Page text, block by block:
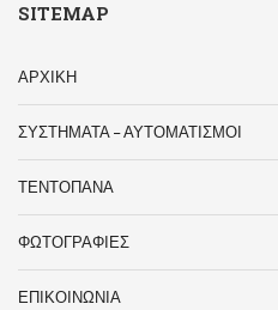
SITEMAP
ΑΡΧΙΚΗ
ΣΥΣΤΗΜΑΤΑ – ΑΥΤΟΜΑΤΙΣΜΟΙ
ΤΕΝΤΟΠΑΝΑ
ΦΩΤΟΓΡΑΦΙΕΣ
ΕΠΙΚΟΙΝΩΝΙΑ